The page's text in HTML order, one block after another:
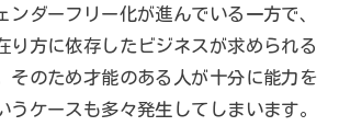
ンダーフリー化が進んでいる一方で、
り方に依存したビジネスが求められる
そのため才能のある人が十分に能力を
うケースも多々発生してしまいます。